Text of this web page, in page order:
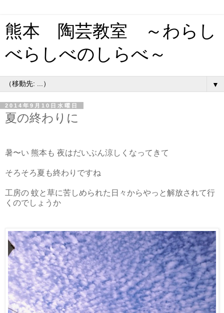
熊本 陶芸教室 ～わらし
べらしべのしらべ～
▼
2014年9月10日水曜日
夏の終わりに
暑〜い 熊本も 夜はだいぶん涼しくなってきて
そろそろ夏も終わりですね
工房の 蚊と草に苦しめられた日々からやっと解放されて行
くのでしょうか